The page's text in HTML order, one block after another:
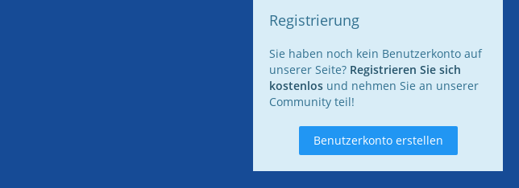
Registrierung
Sie haben noch kein Benutzerkonto auf
unserer Seite? Registrieren Sie sich
kostenlos und nehmen Sie an unserer
Community teil!
Benutzerkonto erstellen